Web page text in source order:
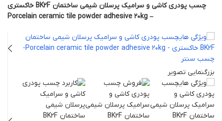
چسب پودری کاشی و سرامیک پرسلان شیمی ساختمان BK2F خاکستری
– Porcelain ceramic tile powder adhesive 20kg
بزرگنمایی تصویر